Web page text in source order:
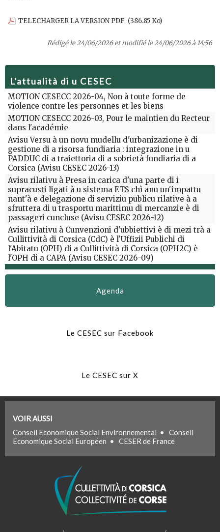
TELECHARGER LA VERSION PDF (386.85 Ko)
Rédigé le 24/06/2026 et modifié le 24/06/2026 à 14:56
L'attualità di u CESEC
MOTION CESECC 2026-04, Non à toute forme de
violence contre les personnes et les biens
MOTION CESECC 2026-03, Pour le maintien du Recteur
dans l'académie
Avisu Versu à un novu mudellu d'urbanizazione è di
gestione di a risorsa fundiaria : integrazione in u
PADDUC di a traiettoria di a sobrietà fundiaria di a
Corsica (Avisu CESEC 2026-13)
Avisu rilativu à Presa in carica d'una parte di i
supracusti ligati à u sistema ETS chì anu un'impattu
nant'à e delegazione di serviziu publicu rilative à a
sfruttera di u trasportu marittimu di mercanzie è di
passageri cuncluse (Avisu CESEC 2026-12)
Avisu rilativu à Cunvenzioni d'ubbiettivi è di mezi trà a
Cullittività di Corsica (CdC) è l'Uffizii Publichi di
l'Abitatu (OPH) di a Cullittività di Corsica (OPH2C) è
l'OPH di a CAPA (Avisu CESEC 2026-09)
Agenda
Le CESEC sur Facebook
Le CESEC sur X
VOIR AUSSI
Conseil Economique Social Environnemental • Conseil
Economique Social Européen • CESER de France